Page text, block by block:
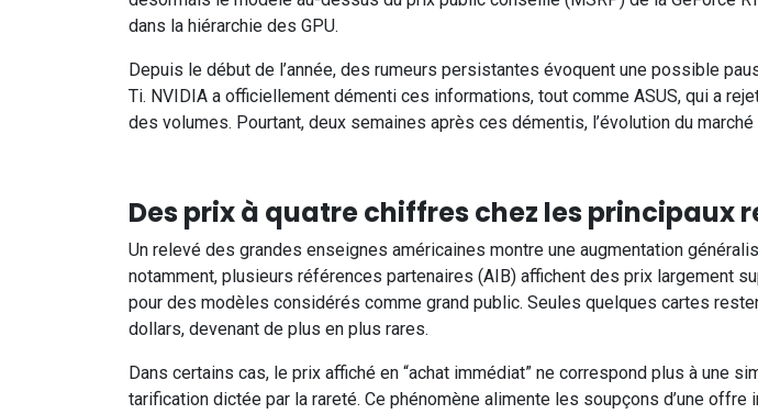
dans la hiérarchie des GPU.
Depuis le début de l’année, des rumeurs persistantes évoquent une possible
Ti. NVIDIA a officiellement démenti ces informations, tout comme ASUS, qui a
des volumes. Pourtant, deux semaines après ces démentis, l’évolution du
Des prix à quatre chiffres chez les principaux
Un relevé des grandes enseignes américaines montre une augmentation
notamment, plusieurs références partenaires (AIB) affichent des prix largement
pour des modèles considérés comme grand public. Seules quelques cartes
dollars, devenant de plus en plus rares.
Dans certains cas, le prix affiché en “achat immédiat” ne correspond plus à une
tarification dictée par la rareté. Ce phénomène alimente les soupçons d’une offre